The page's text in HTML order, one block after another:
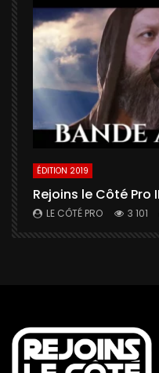
ÉDITION 2019
Rejoins le Côté
LE CÔTÉ PRO 3 101